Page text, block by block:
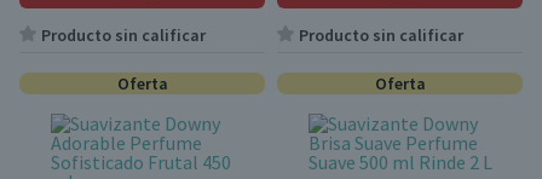
Producto sin calificar Producto sin calificar
Oferta Oferta